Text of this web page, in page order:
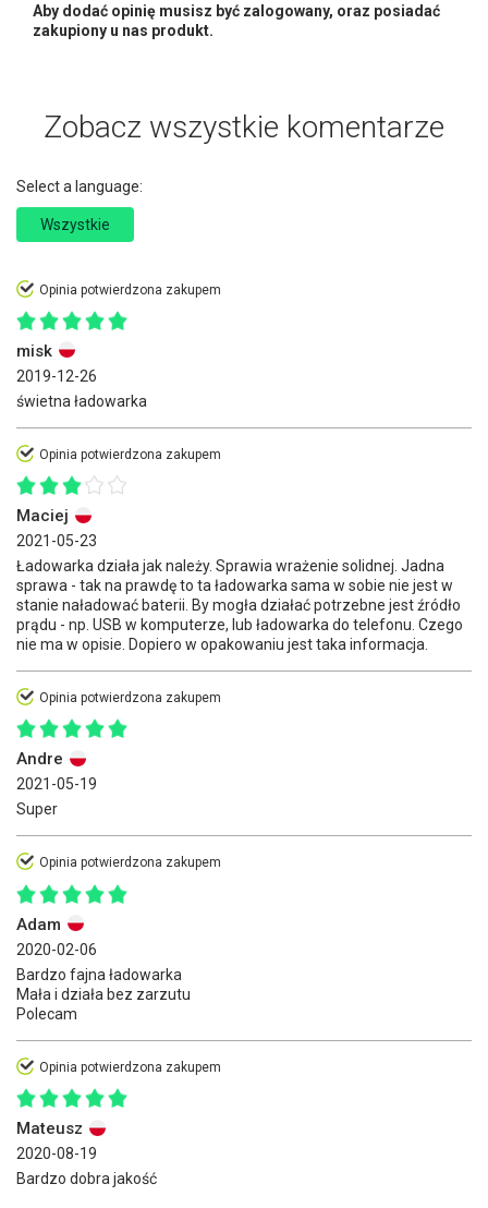
Aby dodać opinię musisz być zalogowany, oraz posiadać
zakupiony u nas produkt.
Zobacz wszystkie komentarze
Select a language:
Wszystkie
Opinia potwierdzona zakupem
misk
2019-12-26
świetna ładowarka
Opinia potwierdzona zakupem
Maciej
2021-05-23
Ładowarka działa jak należy. Sprawia wrażenie solidnej. Jadna
sprawa - tak na prawdę to ta ładowarka sama w sobie nie jest w
stanie naładować baterii. By mogła działać potrzebne jest źródło
prądu - np. USB w komputerze, lub ładowarka do telefonu. Czego
nie ma w opisie. Dopiero w opakowaniu jest taka informacja.
Opinia potwierdzona zakupem
Andre
2021-05-19
Super
Opinia potwierdzona zakupem
Adam
2020-02-06
Bardzo fajna ładowarka
Mała i działa bez zarzutu
Polecam
Opinia potwierdzona zakupem
Mateusz
2020-08-19
Bardzo dobra jakość